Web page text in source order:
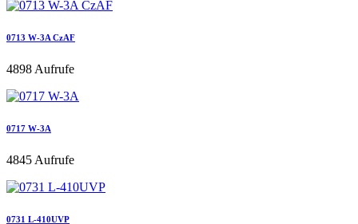
0713 W-3A CzAF
4898 Aufrufe
0717 W-3A
4845 Aufrufe
0731 L-410UVP